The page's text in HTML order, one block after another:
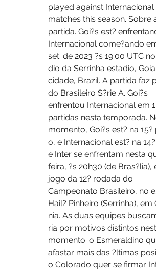
played against Internacional
matches this season. Sobre
partida. Goi?s est?
Internacional come?ando
set. de 2023 ?s 19:00 UTC
dio da Serrinha estadio,
cidade, Brazil. A partida faz
do Brasileiro S?rie A. Goi?s
enfrentou Internacional em 1
partidas nesta temporada.
momento, Goi?s est? na 15?
o, e Internacional est? na
e Inter se enfrentam nesta
feira, ?s 20h30 (de Bras?lia),
jogo da 12? rodada do
Campeonato Brasileiro, no
Hail? Pinheiro (Serrinha), em
nia. As duas equipes
ria por motivos distintos
momento: o Esmeraldino
afastar mais das ?ltimas
o Colorado quer se firmar